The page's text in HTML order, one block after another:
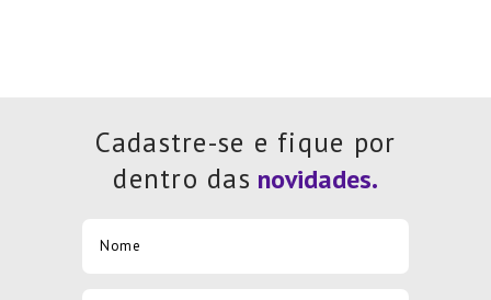
Cadastre-se e fique por
dentro das